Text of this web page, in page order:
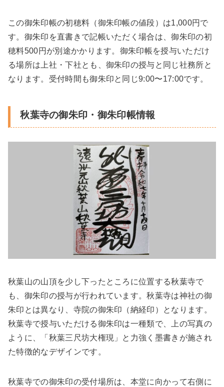
この御朱印帳の初穂料（御朱印帳の値段）は1,000円で
す。御朱印を直書きで記帳いただく場合は、御朱印の初
穂料500円が別途かかります。御朱印帳を授与いただけ
る場所は上社・下社とも、御朱印の授与と同じ社務所と
なります。受付時間も御朱印と同じ9:00〜17:00です。
秋葉寺の御朱印・御朱印帳情報
秋葉山の山頂を少し下ったところに位置する秋葉寺で
も、御朱印の授与が行われています。秋葉寺は神社の御
朱印とは異なり、寺院の御朱印（納経印）となります。
秋葉寺で授与いただける御朱印は一種類で、上の写真の
ように、「秋葉三尺坊大権現」と力強く墨書きが施され
た特徴的なデザインです。
秋葉寺での御朱印の受付場所は、本堂に向かって右側に